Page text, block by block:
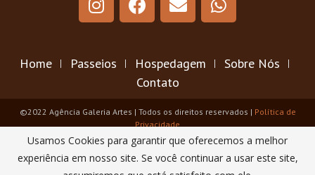
Home Passeios Hospedagem
Sobre Nós
Contato
©2022 Agência Galeria Artes | Todos os direitos reservados | Política de
Privacidade
Usamos Cookies para garantir que oferecemos a melhor
experiência em nosso site. Se você continuar a usar este site,